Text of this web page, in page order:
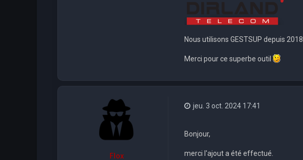
Nous utilisons GESTSUP depuis 2018
Merci pour ce superbe outil
Flox
jeu. 3 oct. 2024 17:41
Bonjour,
merci l'ajout a été effectué.